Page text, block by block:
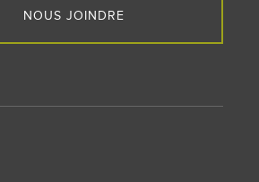
NOUS JOINDRE